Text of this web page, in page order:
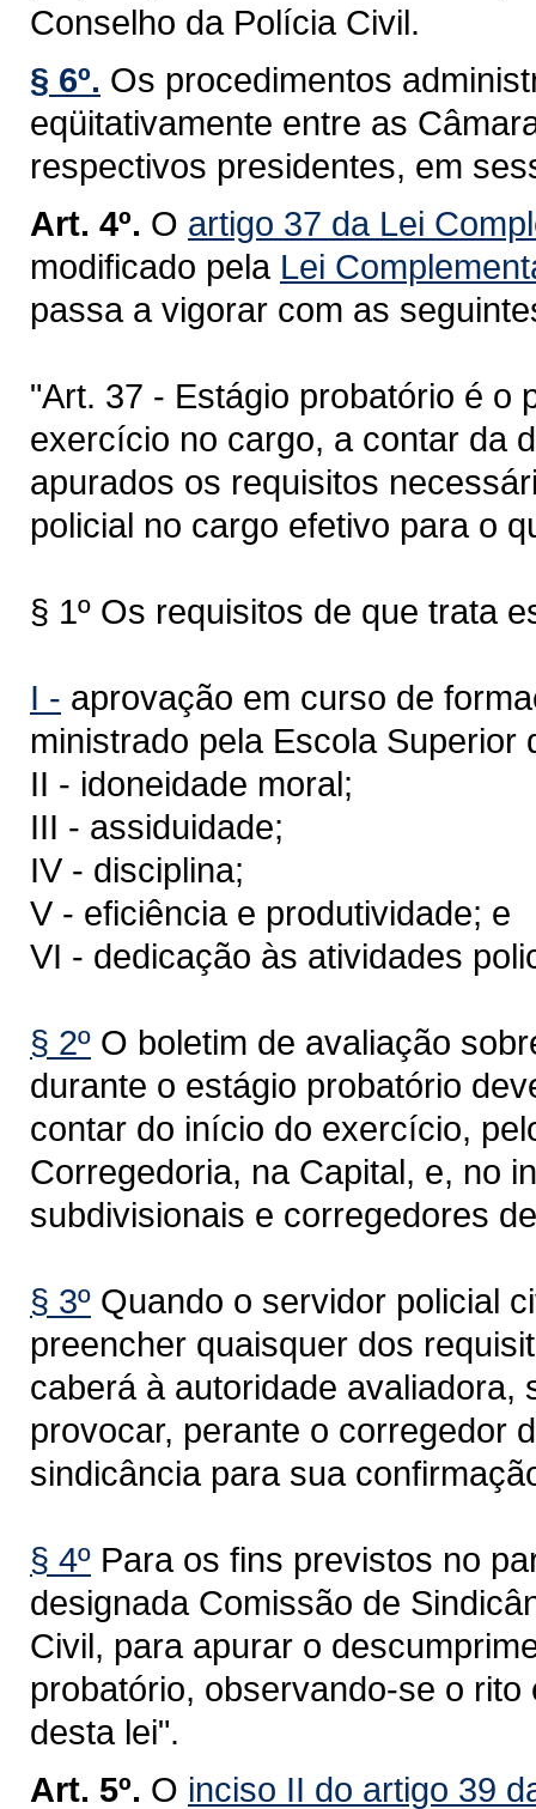
Conselho da Polícia Civil.
§ 6º. Os procedimentos
eqüitativamente entre as
respectivos presidentes, em
Art. 4º. O artigo 37 da Lei
modificado pela Lei
passa a vigorar com as
"Art. 37 - Estágio probatório é o
exercício no cargo, a contar da
apurados os requisitos
policial no cargo efetivo para o
§ 1º Os requisitos de que trata
I - aprovação em curso de
ministrado pela Escola Superior
II - idoneidade moral;
III - assiduidade;
IV - disciplina;
V - eficiência e produtividade; e
VI - dedicação às atividades
§ 2º O boletim de avaliação
durante o estágio probatório
contar do início do exercício,
Corregedoria, na Capital, e, no
subdivisionais e corregedores
§ 3º Quando o servidor policial
preencher quaisquer dos
caberá à autoridade avaliadora,
provocar, perante o corregedor
sindicância para sua
§ 4º Para os fins previstos no
designada Comissão de
Civil, para apurar o
probatório, observando-se o
desta lei".
Art. 5º. O inciso II do artigo 39